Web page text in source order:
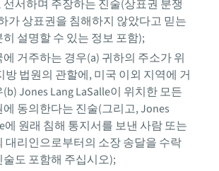
서하며 주장하는 진술(상표권 분쟁
가 상표권을 침해하지 않았다고 믿는
설명할 수 있는 정보 포함);
거주하는 경우(a) 귀하의 주소가 위
방 법원의 관할에, 미국 이외 지역에 거
Jones Lang LaSalle이 위치한 모든
동의한다는 진술(그리고, Jones
에 원래 침해 통지서를 보낸 사람 또는
대리인으로부터의 소장 송달을 수락
도 포함해 주십시오);